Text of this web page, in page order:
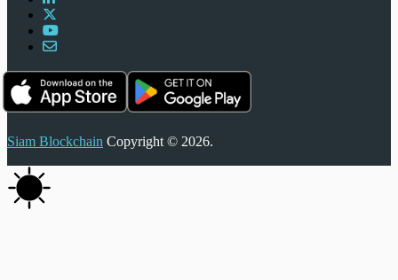
Siam Blockchain Copyright © 2026.